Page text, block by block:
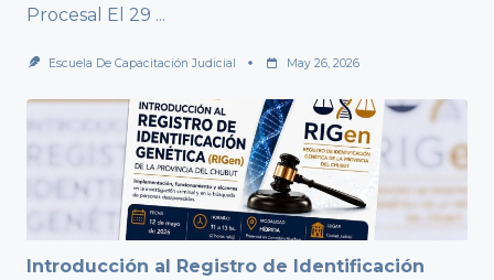
Procesal El 29 ...
Escuela De Capacitación Judicial May 26, 2026
Introducción al Registro de Identificación